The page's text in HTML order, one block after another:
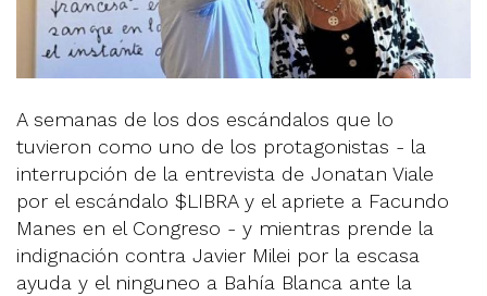
A semanas de los dos escándalos que lo
tuvieron como uno de los protagonistas - la
interrupción de la entrevista de Jonatan Viale
por el escándalo $LIBRA y el apriete a Facundo
Manes en el Congreso - y mientras prende la
indignación contra Javier Milei por la escasa
ayuda y el ninguneo a Bahía Blanca ante la